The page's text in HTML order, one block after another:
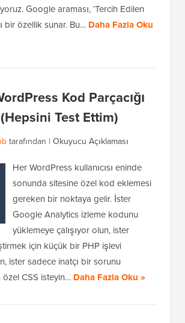
Google araması, ‘Tercih Edilen
bir özellik sunar. Bu… Daha Fazla Oku
Kod Parçacığı
Test Ettim)
tarafından | Okuyucu Açıklaması
Her WordPress kullanıcısı eninde
sonunda sitesine özel kod eklemesi
gereken bir noktaya gelir. İster
Google Analytics izleme kodunu
yüklemeye çalışıyor olun, ister
için küçük bir PHP işlevi
ister sadece inatçı bir sorunu
CSS isteyin… Daha Fazla Oku »